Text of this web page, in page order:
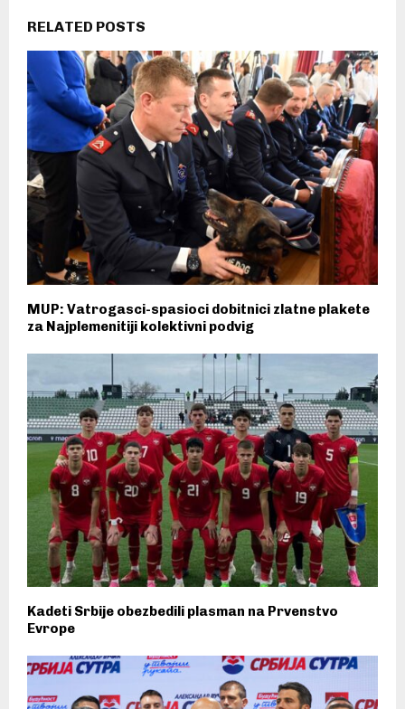
RELATED POSTS
MUP: Vatrogasci-spasioci dobitnici zlatne plakete
za Najplemenitiji kolektivni podvig
Kadeti Srbije obezbedili plasman na Prvenstvo
Evrope